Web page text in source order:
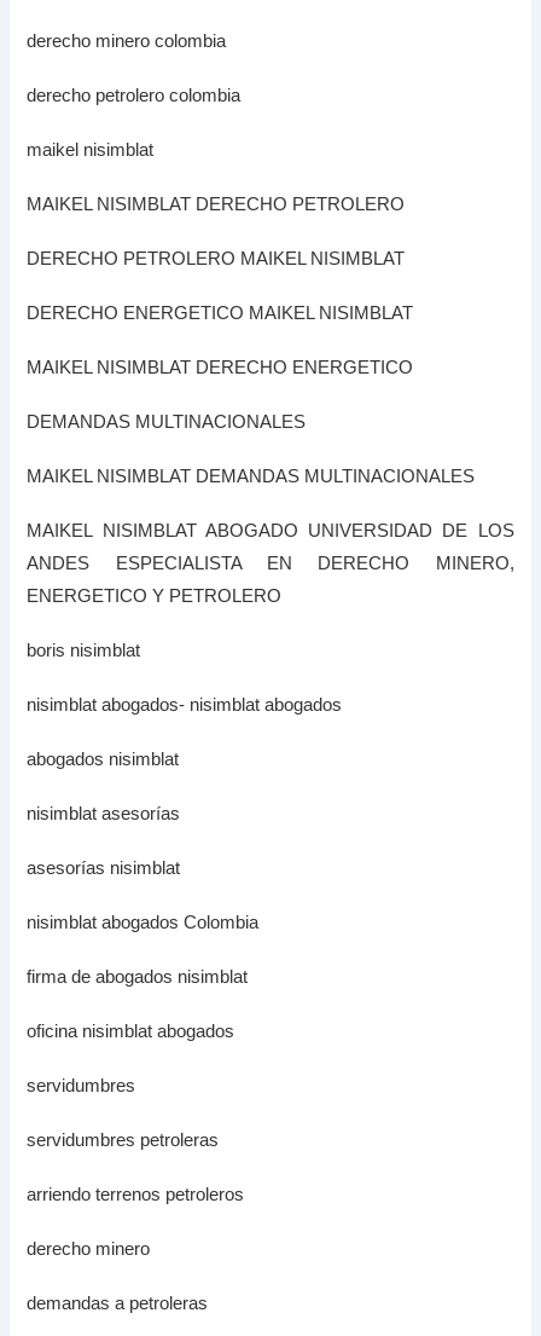
derecho minero colombia
derecho petrolero colombia
maikel nisimblat
MAIKEL NISIMBLAT DERECHO PETROLERO
DERECHO PETROLERO MAIKEL NISIMBLAT
DERECHO ENERGETICO MAIKEL NISIMBLAT
MAIKEL NISIMBLAT DERECHO ENERGETICO
DEMANDAS MULTINACIONALES
MAIKEL NISIMBLAT DEMANDAS MULTINACIONALES
MAIKEL NISIMBLAT ABOGADO UNIVERSIDAD DE LOS
ANDES ESPECIALISTA EN DERECHO MINERO,
ENERGETICO Y PETROLERO
boris nisimblat
nisimblat abogados- nisimblat abogados
abogados nisimblat
nisimblat asesorías
asesorías nisimblat
nisimblat abogados Colombia
firma de abogados nisimblat
oficina nisimblat abogados
servidumbres
servidumbres petroleras
arriendo terrenos petroleros
derecho minero
demandas a petroleras